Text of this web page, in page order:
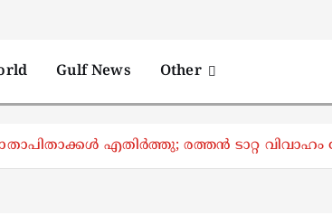
Gulf News Other
എതിർത്തു; രത്തൻ ടാറ്റ വിവാഹം